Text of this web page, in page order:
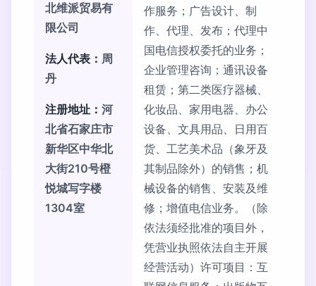
北维派贸易有
限公司
法人代表： 周
丹
注册地址： 河
北省石家庄市
新华区中华北
大街210号橙
悦城写字楼
1304室
作服务；广告设计、制
作、代理、发布；代理中
国电信授权委托的业务；
企业管理咨询；通讯设备
租赁；第二类医疗器械、
化妆品、家用电器、办公
设备、文具用品、日用百
货、工艺美术品（象牙及
其制品除外）的销售；机
械设备的销售、安装及维
修；增值电信业务。（除
依法须经批准的项目外，
凭营业执照依法自主开展
经营活动）许可项目：互